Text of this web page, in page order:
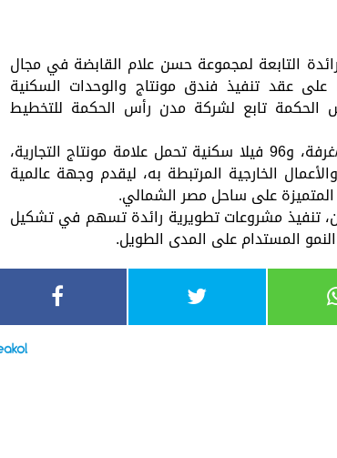
التابعة لمجموعة حسن علام القابضة في مجال
عقد تنفيذ فندق مونتاج والوحدات السكنية
تابع لشركة مدن رأس الحكمة للتخطيط
يشمل المشروع فندق مونتاج الذي يضم 200 مفتاح/غرفة، و96 فيلا سكنية تحمل علامة مونتاج التجارية،
الخارجية المرتبطة به، ليقدم وجهة عالمية
المتميزة على ساحل مصر الشمالي.
تنفيذ مشروعات تطويرية رائدة تسهم في تشكيل
المستدام على المدى الطويل.